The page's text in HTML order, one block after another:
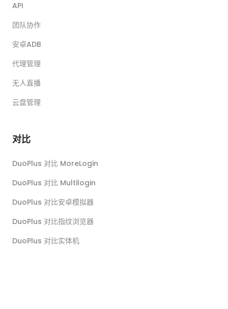
API
团队协作
安卓ADB
代理管理
无人直播
云盘管理
对比
DuoPlus 对比 MoreLogin
DuoPlus 对比 Multilogin
DuoPlus 对比安卓模拟器
DuoPlus 对比指纹浏览器
DuoPlus 对比实体机